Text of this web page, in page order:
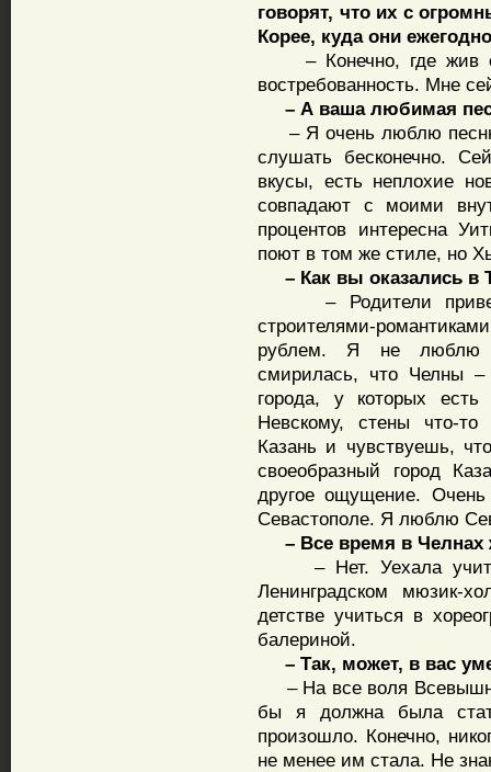
говорят, что их с
Корее, куда они
– Конечно, где жив
востребованность. Мне
– А ваша любимая
– Я очень люблю песню
слушать бесконечно.
вкусы, есть неплохие
совпадают с моими
процентов интересна
поют в том же стиле, но
– Как вы оказались в
– Родители
строителями-
рублем. Я не люблю
смирилась, что Челны
города, у которых
Невскому, стены что-
Казань и чувствуешь,
своеобразный город
другое ощущение.
Севастополе. Я люблю
– Все время в Челнах
– Нет. Уехала
Ленинградском мюзик-
детстве учиться в
балериной.
– Так, может, в вас
– На все воля
бы я должна была
произошло. Конечно,
не менее им стала. Не